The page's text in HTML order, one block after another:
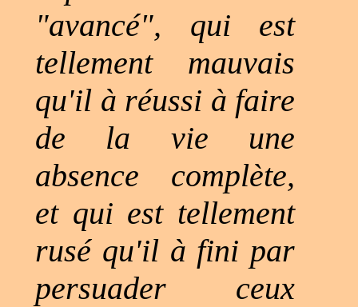
"avancé", qui est
tellement mauvais
qu'il à réussi à faire
de la vie une
absence complète,
et qui est tellement
rusé qu'il à fini par
persuader ceux